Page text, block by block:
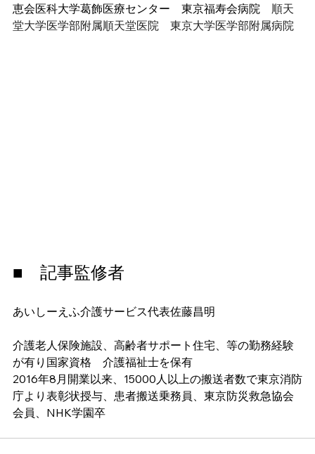
恵会医科大学葛飾医療センター　東京福寿会病院 順天
堂大学医学部附属順天堂医院　東京大学医学部附属病院
■　記事監修者
あいしーえふ介護サービス代表佐藤昌明
介護老人保険施設、高齢者サポート住宅、等の勤務経験
が有り国家資格　介護福祉士を保有
2016年8月開業以来、15000人以上の搬送者数で東京消防
庁より表彰状授与、患者搬送乗務員、東京防災救急協会
会員、NHK学園卒